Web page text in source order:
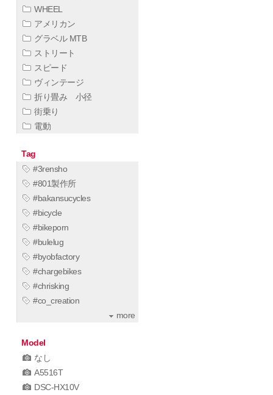
WHEEL
アメリカン
グラベル MTB
ストリート
スピード
ヴィンテージ
折り畳み 小径
街乗り
電動
Tag
#3rensho
#801製作所
#bakansucycles
#bicycle
#bikeporn
#bulelug
#byobfactory
#chargebikes
#chrisking
#co_creation
more
Model
なし
A5516T
DSC-HX10V